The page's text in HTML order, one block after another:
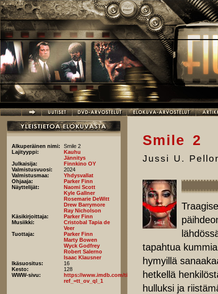
Hyppää pääsisältöön
Alkuperäinen nimi:
Smile 2
Lajityyppi:
Kauhu
Jännitys
Julkaisija:
Finnkino OY
Valmistusvuosi:
2024
Valmistusmaa:
Yhdysvallat
Ohjaaja:
Parker Finn
Näyttelijät:
Naomi Scott
Kyle Gallner
Rosemarie DeWitt
Drew Barrymore
Ray Nicholson
Käsikirjoittaja:
Parker Finn
Musiikki:
Cristobal Tapia de
Veer
Tuottaja:
Parker Finn
Marty Bowen
Wyck Godfrey
Robert Salerno
Isaac Klausner
Ikäsuositus:
16
Kesto:
128
WWW-sivu:
https://www.imdb.com/title/tt29268110/fullcredits/?
ref_=tt_ov_ql_1
Smile 2
Jussi U.
tapahtua
hymyillä
hetkellä
hulluksi ja